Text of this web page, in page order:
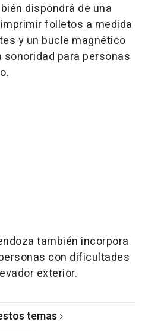
dispondrá de una
folletos a medida
y un bucle magnético
para personas
también incorpora
con dificultades
exterior.
temas